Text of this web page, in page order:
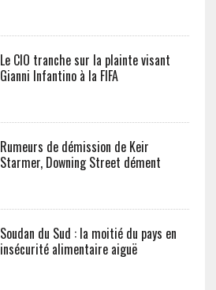
Le CIO tranche sur la plainte visant
Gianni Infantino à la FIFA
Rumeurs de démission de Keir
Starmer, Downing Street dément
Soudan du Sud : la moitié du pays en
insécurité alimentaire aiguë